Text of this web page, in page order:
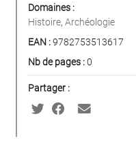
Domaines :
Histoire, Archéologie
EAN :9782753513617
Nb de pages :0
Partager :